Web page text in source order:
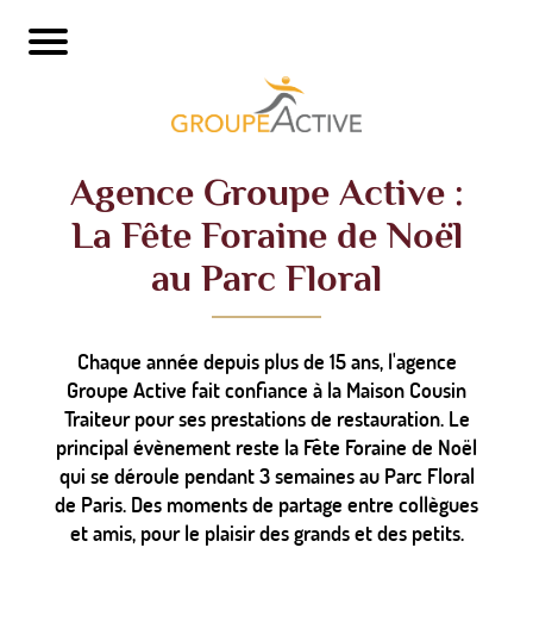
Agence Groupe Active :
La Fête Foraine de Noël
au Parc Floral
Chaque année depuis plus de 15 ans, l'agence
Groupe Active fait confiance à la Maison Cousin
Traiteur pour ses prestations de restauration. Le
principal évènement reste la Fête Foraine de Noël
qui se déroule pendant 3 semaines au Parc Floral
de Paris. Des moments de partage entre collègues
et amis, pour le plaisir des grands et des petits.